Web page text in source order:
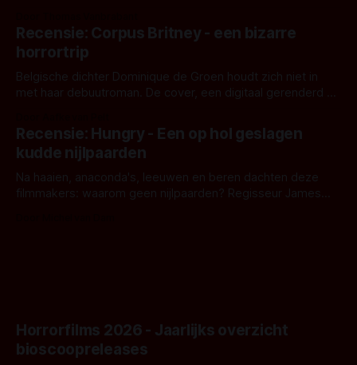
'Skeletons', een nieuwe creature feature waarvoor de
opnames zijn gestart in Australië.
Recensie: Corpus Britney - een bizarre
horrortrip
Belgische dichter Dominique de Groen houdt zich niet in
met haar debuutroman. De cover, een digitaal gerenderd en
achtergrond, belooft iets kleurrijks maar onheilspellends,
iets ongrijpbaars. En dat maakt De Groen met ieder woord
waar.
Recensie: Hungry - Een op hol geslagen
kudde nijlpaarden
Na haaien, anaconda's, leeuwen en beren dachten deze
filmmakers: waarom geen nijlpaarden? Regisseur James
Horrorfilms 2026 - Jaarlijks overzicht
bioscoopreleases